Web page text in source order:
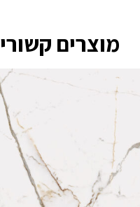
מוצרים